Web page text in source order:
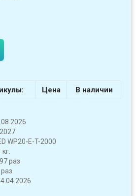
Цена В наличии
WP20-E-T-2000
раз